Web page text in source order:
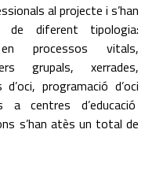
al projecte i s’han
diferent tipologia:
en processos vitals,
grupals, xerrades,
programació d’oci
centres d’educació
s’han atès un total de